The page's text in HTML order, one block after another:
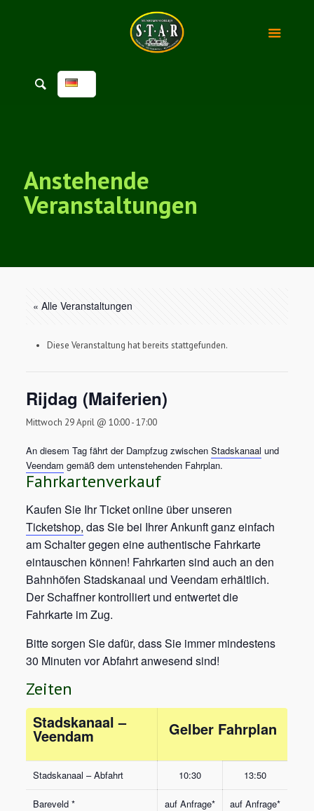
Anstehende
Veranstaltungen
« Alle Veranstaltungen
Diese Veranstaltung hat bereits stattgefunden.
Rijdag (Maiferien)
Mittwoch 29 April @ 10:00-17:00
An diesem Tag fährt der Dampfzug zwischenStadskanaal und
Veendam gemäß dem untenstehenden Fahrplan.
Fahrkartenverkauf
Kaufen Sie Ihr Ticket online über unseren
Ticketshop, das Sie bei Ihrer Ankunft ganz einfach
am Schalter gegen eine authentische Fahrkarte
eintauschen können! Fahrkarten sind auch an den
Bahnhöfen Stadskanaal und Veendam erhältlich.
Der Schaffner kontrolliert und entwertet die
Fahrkarte im Zug.
Bitte sorgen Sie dafür, dass Sie immer mindestens
30 Minuten vor Abfahrt anwesend sind!
Zeiten
Stadskanaal –
Veendam Gelber Fahrplan
Stadskanaal – Abfahrt 10:30 13:50
Bareveld * auf Anfrage* auf Anfrage*